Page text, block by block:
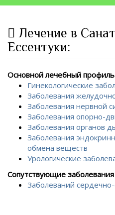
Лечение в
Ессентуки:
Основной лечебный профиль
Гинекологические
Заболевания
Заболевания нервной
Заболевания опорно-
Заболевания органов
Заболевания
обмена веществ
Урологические
Сопутствующие заболевания
Заболеваний